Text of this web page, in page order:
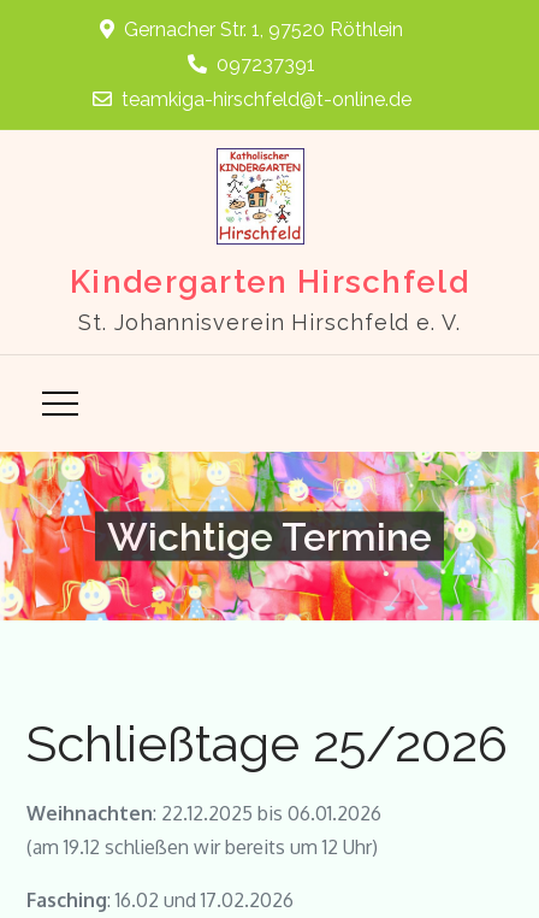
Gernacher Str. 1, 97520 Röthlein
097237391
teamkiga-hirschfeld@t-online.de
Kindergarten Hirschfeld
St. Johannisverein Hirschfeld e. V.
Wichtige Termine
Schließtage 25/2026
Weihnachten: 22.12.2025 bis 06.01.2026
(am 19.12 schließen wir bereits um 12 Uhr)
Fasching: 16.02 und 17.02.2026